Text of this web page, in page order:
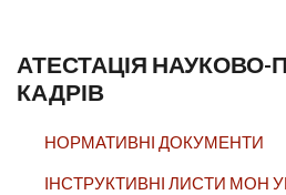
АТЕСТАЦІЯ НАУКОВО-
КАДРІВ
НОРМАТИВНІ ДОКУМЕНТИ
ІНСТРУКТИВНІ ЛИСТИ МОН